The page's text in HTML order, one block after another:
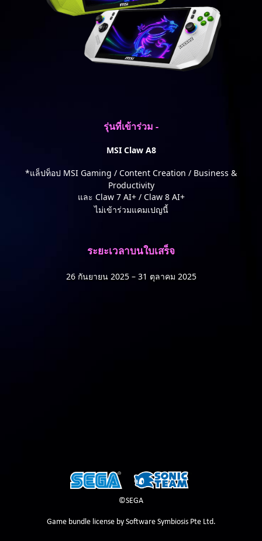
รุ่นที่เข้าร่วม -
MSI Claw A8
*แล็ปท็อป MSI Gaming / Content Creation / Business &
Productivity
และ Claw 7 AI+ / Claw 8 AI+
ไม่เข้าร่วมแคมเปญนี้
ระยะเวลาบนใบเสร็จ
26 กันยายน 2025 – 31 ตุลาคม 2025
©SEGA
Game bundle license by Software Symbiosis Pte Ltd.